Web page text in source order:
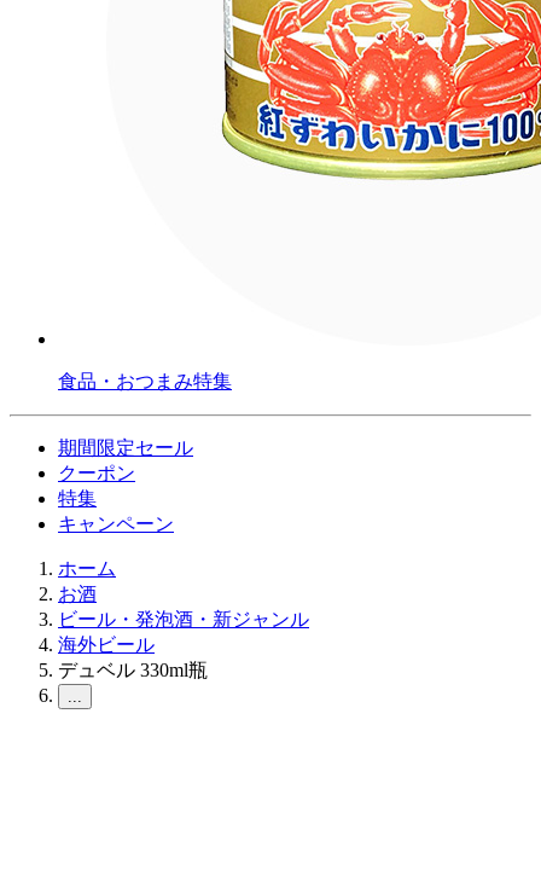
食品・おつまみ特集
期間限定セール
クーポン
特集
キャンペーン
ホーム
お酒
ビール・発泡酒・新ジャンル
海外ビール
デュベル 330ml瓶
...